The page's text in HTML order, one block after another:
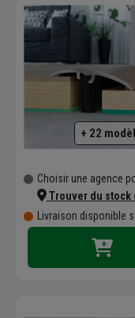
+ 22
Choisir une agence
Trouver du stock
Livraison disponible